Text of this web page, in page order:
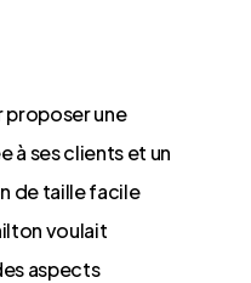
proposer une
à ses clients et un
de taille facile
voulait
aspects